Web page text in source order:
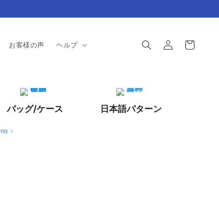
お客様の声 ヘルプ
グ
イ
ー
バッグ/ケース 日本語パターン